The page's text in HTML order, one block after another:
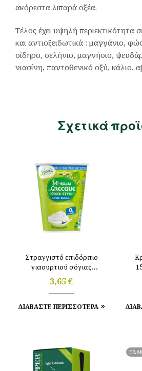
ακόρεστα λιπαρά οξέα.
Τέλος έχει υψηλή περιεκτικότητα
και αντιοξειδωτικά : μαγγάνιο,
σίδηρο, σελήνιο, μαγνήσιο,
νιασίνη, παντοθενικό οξύ, κάλιο,
Σχετικά
Στραγγιστό επιδόρπιο
γιαουρτιού σόγιας
φυσικό 400gr Sojade
3,65€
ΔΙΑΒΑΣΤΕ ΠΕΡΙΣΣΟΤΕΡΑ